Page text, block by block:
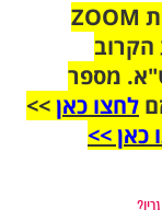
הצטרפו לקבוצת הוואטסאפ לקראת ZOOM
מספר
לחצו כאן>>
כאן >>